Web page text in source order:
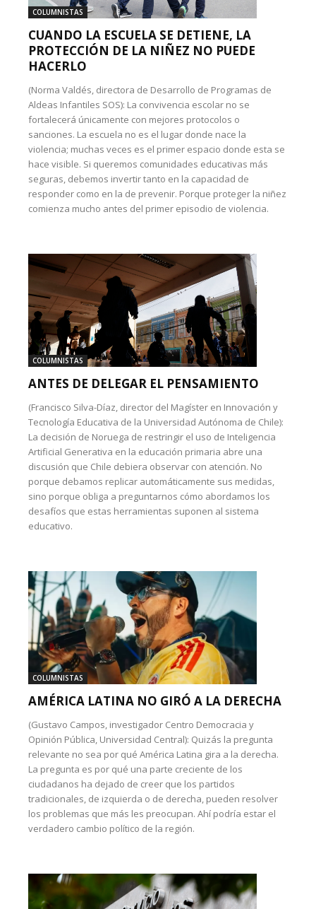
COLUMNISTAS
CUANDO LA ESCUELA SE DETIENE, LA
PROTECCIÓN DE LA NIÑEZ NO PUEDE
HACERLO
(Norma Valdés, directora de Desarrollo de Programas de
Aldeas Infantiles SOS): La convivencia escolar no se
fortalecerá únicamente con mejores protocolos o
sanciones. La escuela no es el lugar donde nace la
violencia; muchas veces es el primer espacio donde esta se
hace visible. Si queremos comunidades educativas más
seguras, debemos invertir tanto en la capacidad de
responder como en la de prevenir. Porque proteger la niñez
comienza mucho antes del primer episodio de violencia.
COLUMNISTAS
ANTES DE DELEGAR EL PENSAMIENTO
(Francisco Silva-Díaz, director del Magíster en Innovación y
Tecnología Educativa de la Universidad Autónoma de Chile):
La decisión de Noruega de restringir el uso de Inteligencia
Artificial Generativa en la educación primaria abre una
discusión que Chile debiera observar con atención. No
porque debamos replicar automáticamente sus medidas,
sino porque obliga a preguntarnos cómo abordamos los
desafíos que estas herramientas suponen al sistema
educativo.
COLUMNISTAS
AMÉRICA LATINA NO GIRÓ A LA DERECHA
(Gustavo Campos, investigador Centro Democracia y
Opinión Pública, Universidad Central): Quizás la pregunta
relevante no sea por qué América Latina gira a la derecha.
La pregunta es por qué una parte creciente de los
ciudadanos ha dejado de creer que los partidos
tradicionales, de izquierda o de derecha, pueden resolver
los problemas que más les preocupan. Ahí podría estar el
verdadero cambio político de la región.